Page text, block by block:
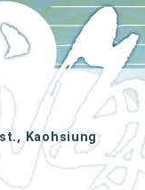
Kaohsiung